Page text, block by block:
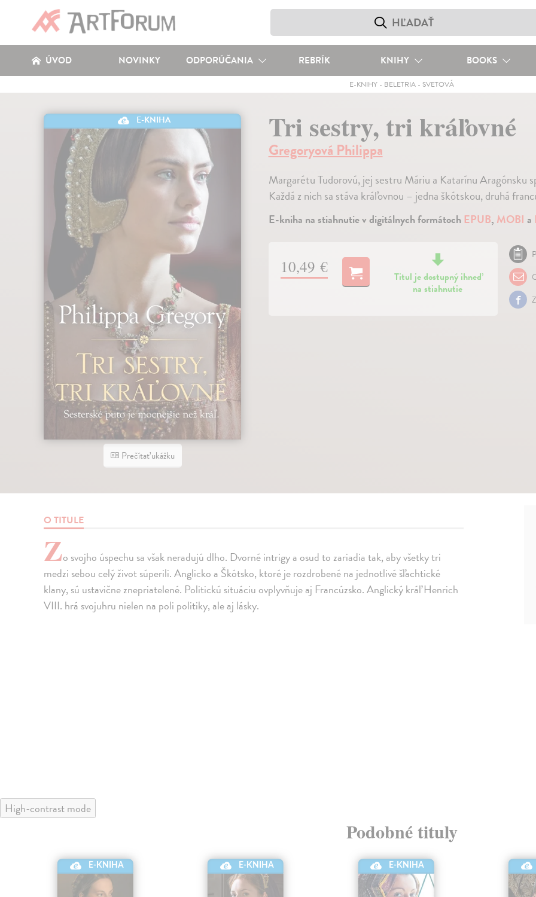
ÚVOD NOVINKY ODPORÚČANIA REBRÍK KNIHY BOOKS
E-KNIHY - BELETRIA - SVETOVÁ
E-KNIHA
Prečítať ukážku
Tri sestry, tri kráľovné
Gregoryová Philippa
Margarétu Tudorovú, jej sestru Máriu a Katarínu Aragónsku
Každá z nich sa stáva kráľovnou – jedna škótskou, druhá
E-kniha na stiahnutie v digitálnych formátoch EPUB, MOBI a
10,49 €
Titul je dostupný ihneď
na stiahnutie
O TITULE
Zo svojho úspechu sa však neradujú dlho. Dvorné intrigy a osud to zariadia tak, aby všetky tri
medzi sebou celý život súperili. Anglicko a Škótsko, ktoré je rozdrobené na jednotlivé šľachtické
klany, sú ustavične znepriatelené. Politickú situáciu ovplyvňuje aj Francúzsko. Anglický kráľ Henrich
VIII. hrá svojuhru nielen na poli politiky, ale aj lásky.
High-contrast mode
Podobné tituly
E-KNIHA E-KNIHA E-KNIHA